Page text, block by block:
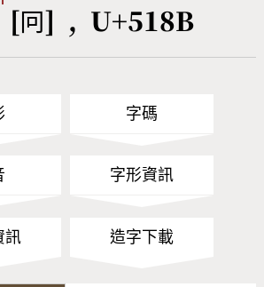
Unicode查詢
[冋] , U+518B
字碼
字形資訊
訊 造字下載